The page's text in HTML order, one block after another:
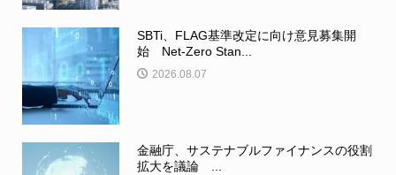
SBTi、FLAG基準改定に向け意見募集開
始 Net-Zero Stan...
2026.08.07
金融庁、サステナブルファイナンスの役割
拡大を議論 ...